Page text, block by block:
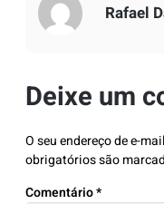
Rafael
Deixe um
O seu endereço de e-
obrigatórios são
Comentário*